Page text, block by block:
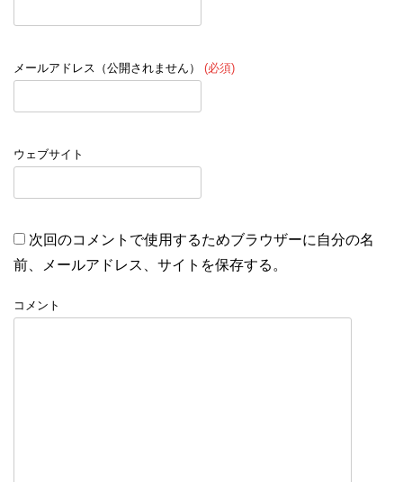
メールアドレス（公開されません） (必須)
ウェブサイト
次回のコメントで使用するためブラウザーに自分の名
前、メールアドレス、サイトを保存する。
コメント